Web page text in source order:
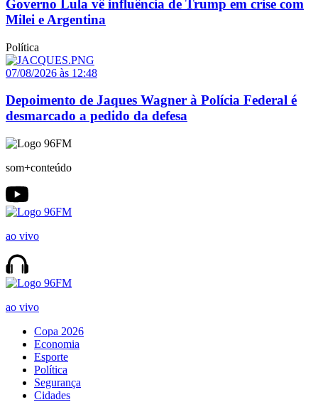
Governo Lula vê influência de Trump em crise com
Milei e Argentina
Política
07/08/2026 às 12:48
Depoimento de Jaques Wagner à Polícia Federal é
desmarcado a pedido da defesa
som+conteúdo
ao vivo
ao vivo
Copa 2026
Economia
Esporte
Política
Segurança
Cidades